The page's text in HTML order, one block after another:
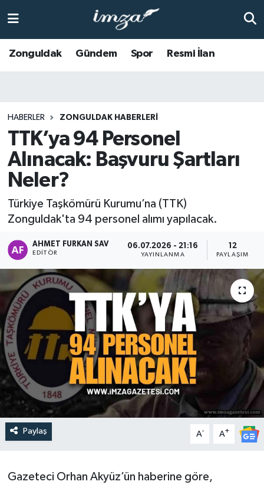
Zonguldak Gündem Spor Resmi İlan
HABERLER ZONGULDAK HABERLERI
TTK’ya 94 Personel
Alınacak: Başvuru Şartları
Neler?
Türkiye Taşkömürü Kurumu’na (TTK)
Zonguldak'ta 94 personel alımı yapılacak.
AHMET FURKAN SAV
EDITÖR
06.07.2026 - 21:16
YAYINLANMA
12
PAYLAŞIM
Paylaş A- A+
Gazeteci Orhan Akyüz’ün haberine göre,
Anasayfa
KOZLU
KİLİMLİ
BOLU
ÇAYCUMA
DEVREK
DÜZCE
EREĞLİ
GÖKÇEBEY
KARABÜK
KASTAMONU
Zonguldak Hava Durumu
Süper Lig Puan Durumu ve Fikstür
Tüm Manşetler
Haber Arşivi